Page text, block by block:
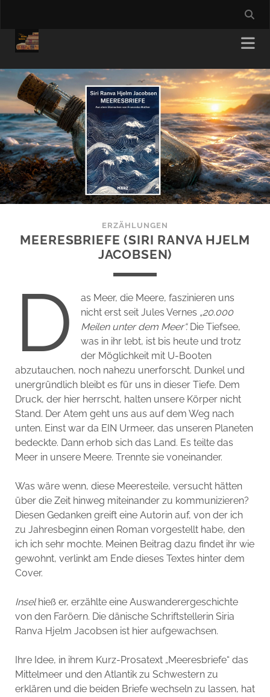
ERZÄHLUNGEN
MEERESBRIEFE (SIRI RANVA HJELM
JACOBSEN)
D
as Meer, die Meere, faszinieren uns
nicht erst seit Jules Vernes „20.000
Meilen unter dem Meer“.Die Tiefsee,
was in ihr lebt, ist bis heute und trotz
der Möglichkeit mit U-Booten
abzutauchen, noch nahezu unerforscht. Dunkel und
unergründlich bleibt es für uns in dieser Tiefe. Dem
Druck, der hier herrscht, halten unsere Körper nicht
Stand. Der Atem geht uns aus auf dem Weg nach
unten. Einst war da EIN Urmeer, das unseren Planeten
bedeckte. Dann erhob sich das Land. Es teilte das
Meer in unsere Meere. Trennte sie voneinander.
Was wäre wenn, diese Meeresteile, versucht hätten
über die Zeit hinweg miteinander zu kommunizieren?
Diesen Gedanken greift eine Autorin auf, von der ich
zu Jahresbeginn einen Roman vorgestellt habe, den
ich ich sehr mochte. Meinen Beitrag dazu findet ihr wie
gewohnt, verlinkt am Ende dieses Textes hinter dem
Cover.
Inselhieß er, erzählte eine Auswanderergeschichte
von den Faröern. Die dänische Schriftstellerin Siria
Ranva Hjelm Jacobsen ist hier aufgewachsen.
Ihre Idee, in ihrem Kurz-Prosatext „Meeresbriefe“ das
Mittelmeer und den Atlantik zu Schwestern zu
erklären und die beiden Briefe wechseln zu lassen, hat